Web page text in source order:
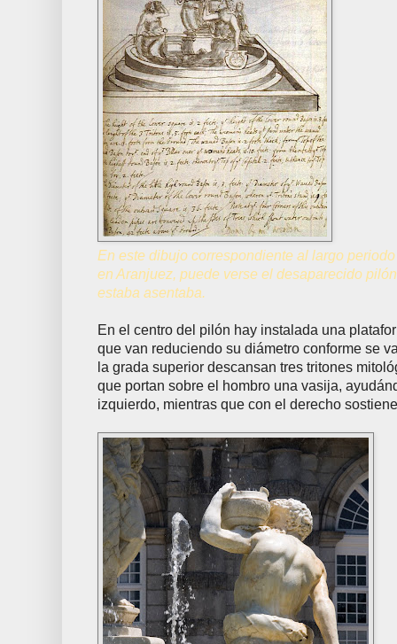
En este dibujo correspondiente al largo
en Aranjuez, puede verse el desaparecido
estaba asentaba.
En el centro del pilón hay instalada una
que van reduciendo su diámetro conforme se
la grada superior descansan tres tritones
que portan sobre el hombro una vasija,
izquierdo, mientras que con el derecho